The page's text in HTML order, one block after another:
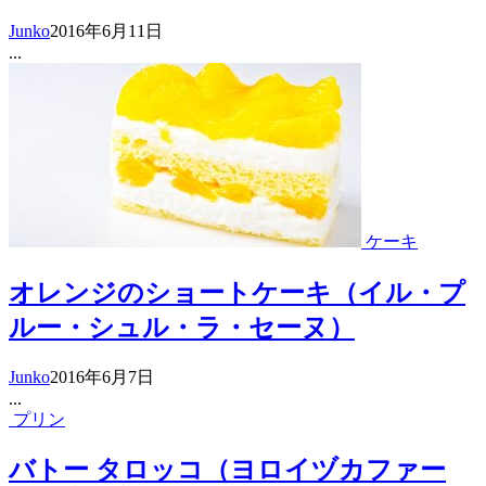
Junko2016年6月11日
...
ケーキ
オレンジのショートケーキ（イル・プ
ルー・シュル・ラ・セーヌ）
Junko2016年6月7日
...
プリン
バトー タロッコ（ヨロイヅカファー